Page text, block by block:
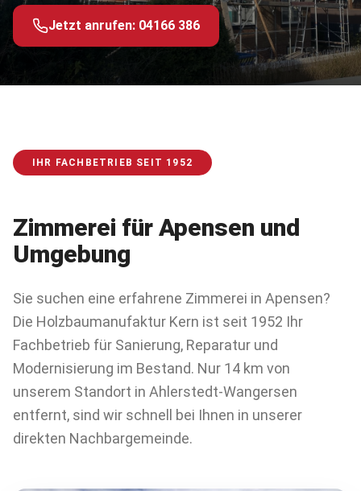
Jetzt anrufen: 04166 386
IHR FACHBETRIEB SEIT 1952
Zimmerei für Apensen und
Umgebung
Sie suchen eine erfahrene Zimmerei in Apensen?
Die Holzbaumanufaktur Kern ist seit 1952 Ihr
Fachbetrieb für Sanierung, Reparatur und
Modernisierung im Bestand. Nur 14 km von
unserem Standort in Ahlerstedt-Wangersen
entfernt, sind wir schnell bei Ihnen in unserer
direkten Nachbargemeinde.